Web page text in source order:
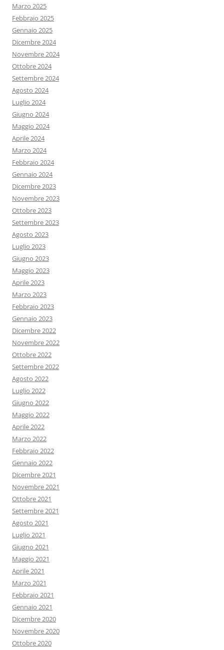
Marzo 2025
Febbraio 2025
Gennaio 2025
Dicembre 2024
Novembre 2024
Ottobre 2024
Settembre 2024
Agosto 2024
Luglio 2024
Giugno 2024
Maggio 2024
Aprile 2024
Marzo 2024
Febbraio 2024
Gennaio 2024
Dicembre 2023
Novembre 2023
Ottobre 2023
Settembre 2023
Agosto 2023
Luglio 2023
Giugno 2023
Maggio 2023
Aprile 2023
Marzo 2023
Febbraio 2023
Gennaio 2023
Dicembre 2022
Novembre 2022
Ottobre 2022
Settembre 2022
Agosto 2022
Luglio 2022
Giugno 2022
Maggio 2022
Aprile 2022
Marzo 2022
Febbraio 2022
Gennaio 2022
Dicembre 2021
Novembre 2021
Ottobre 2021
Settembre 2021
Agosto 2021
Luglio 2021
Giugno 2021
Maggio 2021
Aprile 2021
Marzo 2021
Febbraio 2021
Gennaio 2021
Dicembre 2020
Novembre 2020
Ottobre 2020